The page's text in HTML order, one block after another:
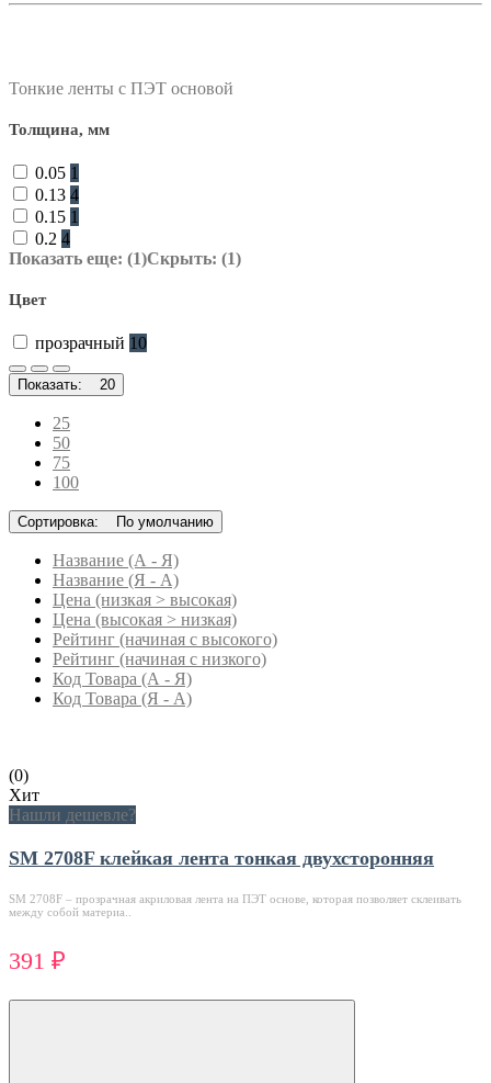
Тонкие ленты с ПЭТ основой
Толщина, мм
0.05 1
0.13 4
0.15 1
0.2 4
Показать еще: (1)Скрыть: (1)
Цвет
прозрачный 10
Показать: 20
25
50
75
100
Сортировка: По умолчанию
Название (А - Я)
Название (Я - А)
Цена (низкая > высокая)
Цена (высокая > низкая)
Рейтинг (начиная с высокого)
Рейтинг (начиная с низкого)
Код Товара (А - Я)
Код Товара (Я - А)
(0)
Хит
Нашли дешевле?
SM 2708F клейкая лента тонкая двухсторонняя
SM 2708F – прозрачная акриловая лента на ПЭТ основе, которая позволяет склеивать
между собой материа..
391 ₽